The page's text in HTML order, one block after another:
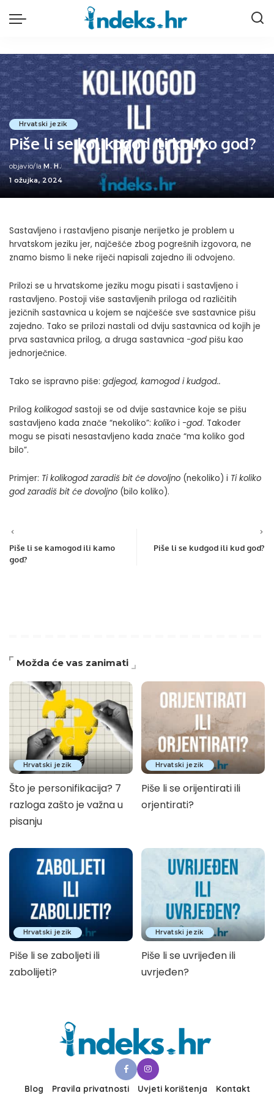
Hrvatski jezik
Piše li se kolikogod ili koliko god?
Posted
by
objavio/la M. H.
1 ožujka, 2024
Sastavljeno i rastavljeno pisanje nerijetko je problem u
hrvatskom jeziku jer, najčešće zbog pogrešnih izgovora, ne
znamo bismo li neke riječi napisali zajedno ili odvojeno.
Prilozi se u hrvatskome jeziku mogu pisati i sastavljeno i
rastavljeno. Postoji više sastavljenih priloga od različitih
jezičnih sastavnica u kojem se najčešće sve sastavnice pišu
zajedno. Tako se prilozi nastali od dviju sastavnica od kojih je
prva sastavnica prilog, a druga sastavnica -god pišu kao
jednorječnice.
Tako se ispravno piše: gdjegod, kamogod i kudgod..
Prilog kolikogod sastoji se od dvije sastavnice koje se pišu
sastavljeno kada znače “nekoliko”: koliko i -god. Također
mogu se pisati nesastavljeno kada znače “ma koliko god
bilo”.
Primjer: Ti kolikogod zaradiš bit će dovoljno (nekoliko) i Ti koliko
god zaradiš bit će dovoljno (bilo koliko).
Piše li se kamogod ili kamo
god?
Piše li se kudgod ili kud god?
Možda će vas zanimati
Hrvatski jezik
Što je personifikacija? 7
razloga zašto je važna u
pisanju
Hrvatski jezik
Piše li se orijentirati ili
orjentirati?
Hrvatski jezik
Piše li se zaboljeti ili
zabolijeti?
Hrvatski jezik
Piše li se uvrijeđen ili
uvrjeđen?
Blog Pravila privatnosti Uvjeti korištenja Kontakt